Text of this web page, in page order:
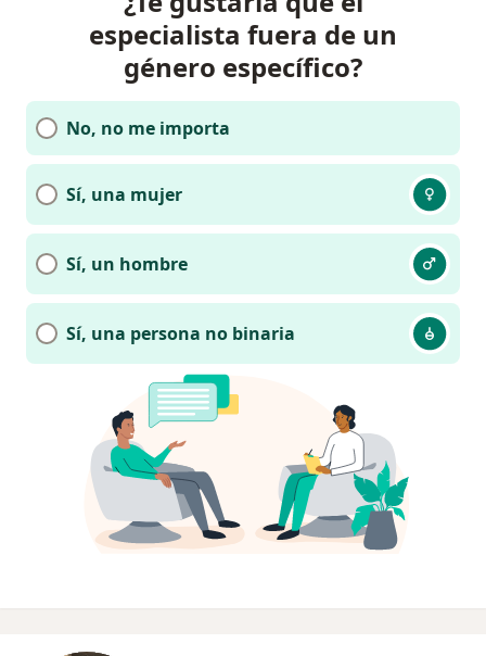
especialista fuera de un
género específico?
No, no me importa
Sí, una mujer
Sí, un hombre
Sí, una persona no binaria